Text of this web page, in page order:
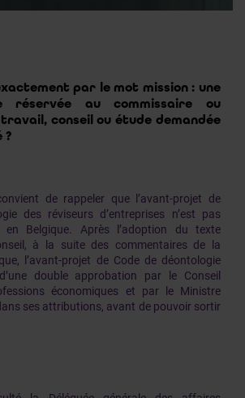
par le mot mission : une
réservée au commissaire ou
conseil ou étude demandée
?
de rappeler que l’avant-projet de
des réviseurs d’entreprises n’est pas
en Belgique. Après l’adoption du texte
à la suite des commentaires de la
l’avant-projet de Code de déontologie
double approbation par le Conseil
économiques et par le Ministre
ses attributions, avant de pouvoir sortir